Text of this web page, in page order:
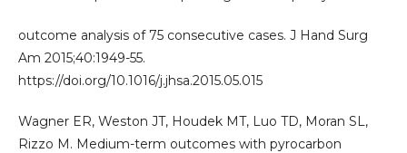
outcome analysis of 75 consecutive cases. J Hand Surg
Am 2015;40:1949-55.
https://doi.org/10.1016/j.jhsa.2015.05.015
Wagner ER, Weston JT, Houdek MT, Luo TD, Moran SL,
Rizzo M. Medium-term outcomes with pyrocarbon